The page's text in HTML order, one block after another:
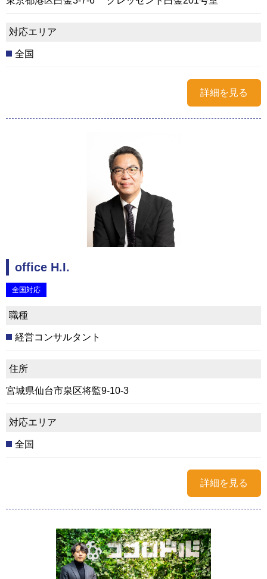
対応エリア
全国
詳細を見る
office H.I.
全国対応
職種
経営コンサルタント
住所
宮城県仙台市泉区将監9-10-3
対応エリア
全国
詳細を見る